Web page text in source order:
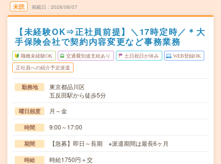
未読 掲載日 2026/08/07
【未経験OK⇒正社員前提】＼17時定時／＊大
手保険会社で契約内容変更など事務業務
職種未経験OK 交通費別途支給あり 土日祝日が休み WEB登録OK
正社員への紹介予定派遣
勤務地
東京都品川区
五反田駅から徒歩5分
曜日頻度 月～金
時間 9:00～17:00
期間 【急募】即日～長期 ※派遣期間は最長6ヶ月
時給 時給1750円＋交